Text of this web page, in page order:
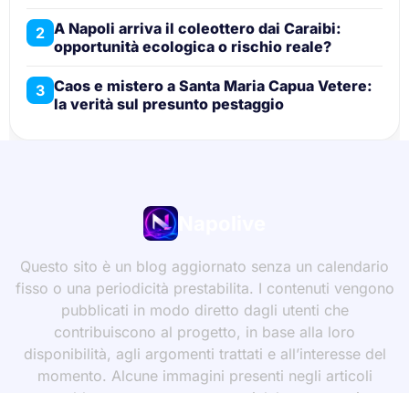
2 A Napoli arriva il coleottero dai Caraibi:
opportunità ecologica o rischio reale?
3 Caos e mistero a Santa Maria Capua Vetere:
la verità sul presunto pestaggio
Questo sito è un blog aggiornato senza un calendario
fisso o una periodicità prestabilita. I contenuti vengono
pubblicati in modo diretto dagli utenti che
contribuiscono al progetto, in base alla loro
disponibilità, agli argomenti trattati e all’interesse del
momento. Alcune immagini presenti negli articoli